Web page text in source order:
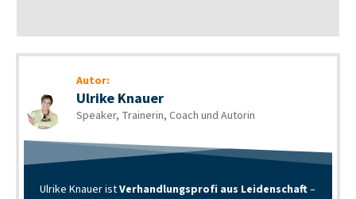
Autor:
Ulrike Knauer
Speaker, Trainerin, Coach und Autorin
Ulrike Knauer istVerhandlungsprofi aus Leidenschaft–